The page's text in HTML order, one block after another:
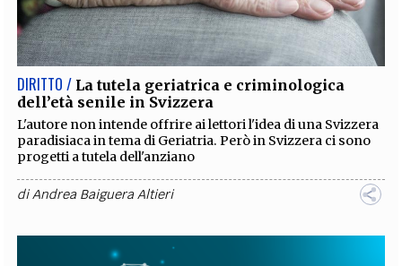
DIRITTO / La tutela geriatrica e criminologica
dell’età senile in Svizzera
L'autore non intende offrire ai lettori l'idea di una Svizzera
paradisiaca in tema di Geriatria. Però in Svizzera ci sono
progetti a tutela dell'anziano
diAndrea Baiguera Altieri